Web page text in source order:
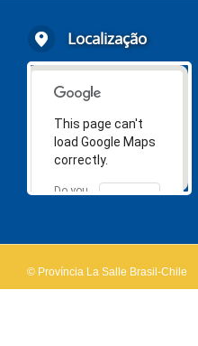
Localização
This page can't
load Google Maps
correctly.
Do you
OK
© Província La Salle Brasil-Chile